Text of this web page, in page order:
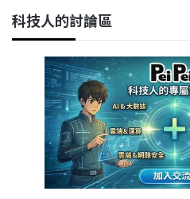
科技人的討論區